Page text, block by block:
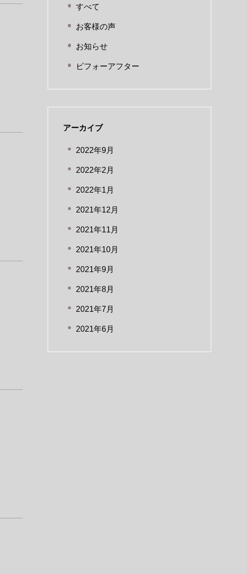
すべて
お客様の声
お知らせ
ビフォーアフター
アーカイブ
2022年9月
2022年2月
2022年1月
2021年12月
2021年11月
2021年10月
2021年9月
2021年8月
2021年7月
2021年6月